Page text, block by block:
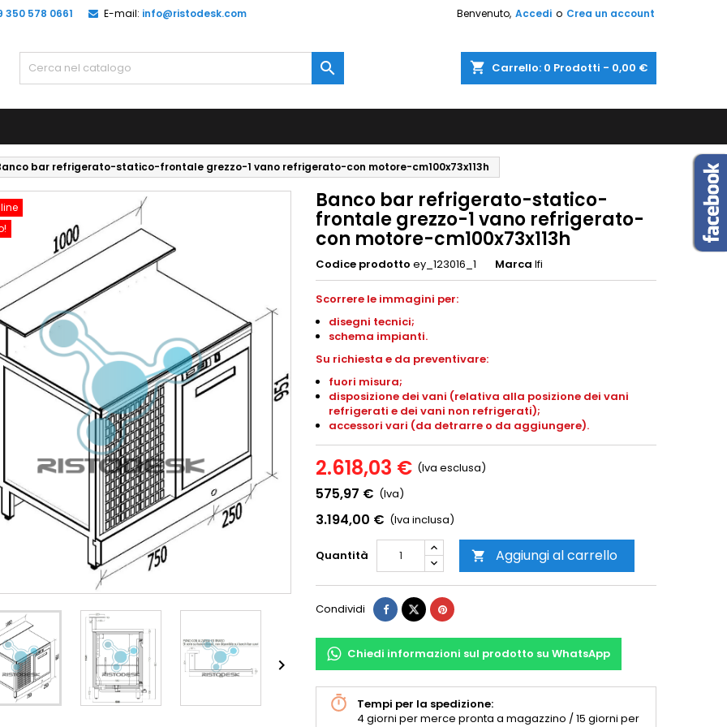
350 578 0661 E-mail: info@ristodesk.com Benvenuto, Accedi o Crea un account
shopping_cart Carrello: 0 Prodotti - 0,00 €

bar refrigerato-statico-frontale grezzo-1 vano refrigerato-con motore-cm100x73x113h

Banco bar refrigerato-statico-
frontale grezzo-1 vano refrigerato-
con motore-cm100x73x113h
Codice prodotto ey_123016_1 Marca Ifi
Scorrere le immagini per:
disegni tecnici;
schema impianti.
Su richiesta e da preventivare:
fuori misura;
disposizione dei vani (relativa alla posizione dei vani
refrigerati e dei vani non refrigerati);
accessori vari (da detrarre o da aggiungere).
2.618,03 € (Iva esclusa)
575,97 € (Iva)
3.194,00 € (Iva inclusa)
Quantità  Aggiungi al carrello
Condividi
Chiedi informazioni sul prodotto su WhatsApp
Tempi per la spedizione:
4 giorni per merce pronta a magazzino / 15 giorni per